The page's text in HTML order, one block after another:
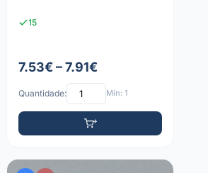
15
7.53€ – 7.91€
Quantidade: Mín: 1